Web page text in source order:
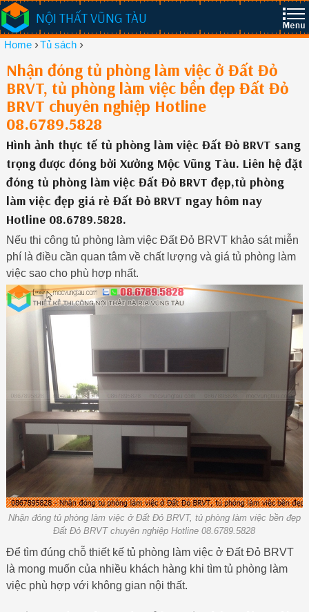
NỘI THẤT VŨNG TÀU
Home ›Tủ sách ›
Nhận đóng tủ phòng làm việc ở Đất Đỏ
BRVT, tủ phòng làm việc bền đẹp Đất Đỏ
BRVT chuyên nghiệp Hotline
08.6789.5828
Hình ảnh thực tế tủ phòng làm việc Đất Đỏ BRVT sang
trọng được đóng bởi Xưởng Mộc Vũng Tàu. Liên hệ đặt
đóng tủ phòng làm việc Đất Đỏ BRVT đẹp,tủ phòng
làm việc đẹp giá rẻ Đất Đỏ BRVT ngay hôm nay
Hotline 08.6789.5828.
Nếu thi công tủ phòng làm việc Đất Đỏ BRVT khảo sát miễn
phí là điều cần quan tâm về chất lượng và giá tủ phòng làm
việc sao cho phù hợp nhất.
Nhận đóng tủ phòng làm việc ở Đất Đỏ BRVT, tủ phòng làm việc bền đẹp
Đất Đỏ BRVT chuyên nghiệp Hotline 08.6789.5828
Để tìm đúng chỗ thiết kế tủ phòng làm việc ở Đất Đỏ BRVT
là mong muốn của nhiều khách hàng khi tìm tủ phòng làm
việc phù hợp với không gian nội thất.